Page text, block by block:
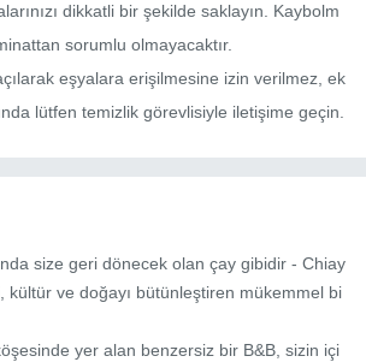
dikkatli bir şekilde saklayın. Kaybolm
sorumlu olmayacaktır.
eşyalara erişilmesine izin verilmez, ek
lütfen temizlik görevlisiyle iletişime geçin.
size geri dönecek olan çay gibidir - Chiay
kültür ve doğayı bütünleştiren mükemmel bi
yer alan benzersiz bir B&B, sizin içi